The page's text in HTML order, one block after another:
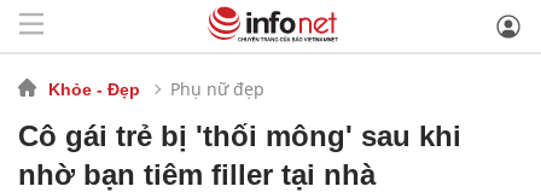
Khỏe - Đẹp Phụ nữ đẹp
Cô gái trẻ bị 'thối mông' sau khi
nhờ bạn tiêm filler tại nhà